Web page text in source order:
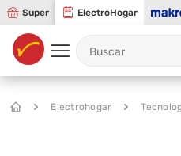
Super ElectroHogar
Electrohogar